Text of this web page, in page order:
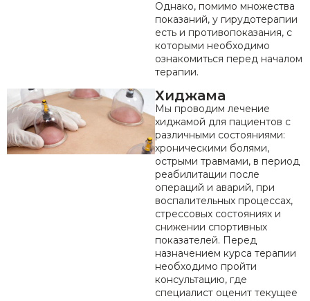
Однако, помимо множества
показаний, у гирудотерапии
есть и противопоказания, с
которыми необходимо
ознакомиться перед началом
терапии.
Хиджама
Мы проводим лечение
хиджамой для пациентов с
различными состояниями:
хроническими болями,
острыми травмами, в период
реабилитации после
операций и аварий, при
воспалительных процессах,
стрессовых состояниях и
снижении спортивных
показателей. Перед
назначением курса терапии
необходимо пройти
консультацию, где
специалист оценит текущее